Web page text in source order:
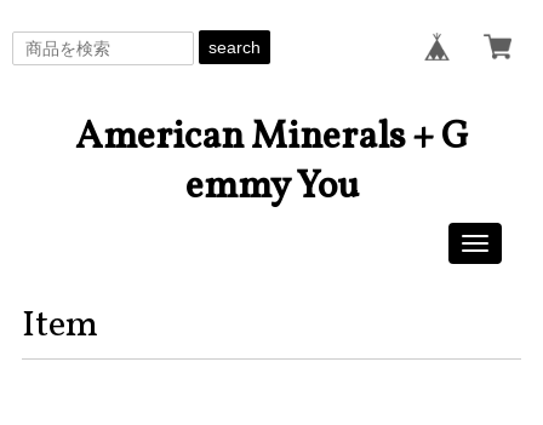
search
American Minerals + G
emmy You
Toggle
Item